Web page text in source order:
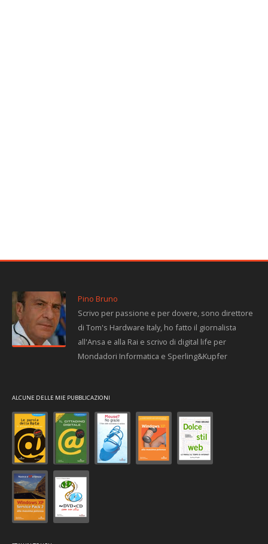
Pino Bruno
Scrivo per passione e per dovere, sono direttore
di Tom's Hardware Italy, ho fatto il giornalista
all'Ansa e alla Rai e scrivo di digital life per
Mondadori Informatica e Sperling&Kupfer
ALCUNE DELLE MIE PUBBLICAZIONI